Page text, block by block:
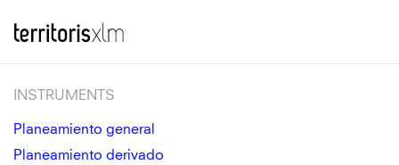
al
Territoris XLM
INSTRUMENTS
Planeamiento general
Planeamiento derivado